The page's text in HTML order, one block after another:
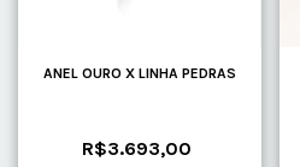
ANEL OURO X LINHA PEDRAS
R$3.693,00